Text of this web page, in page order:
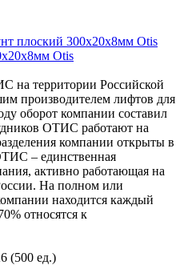
Otis
на территории Российской
производителем лифтов для
оборот компании составил
ОТИС работают на
компании открыты в
– единственная
активно работающая на
На полном или
находится каждый
относятся к
(500 ед.)